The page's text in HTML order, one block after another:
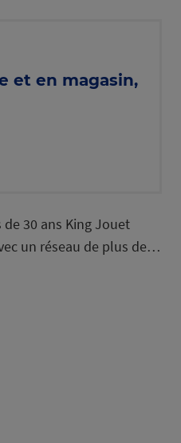
et en magasin,
30 ans King Jouet
un réseau de plus de…